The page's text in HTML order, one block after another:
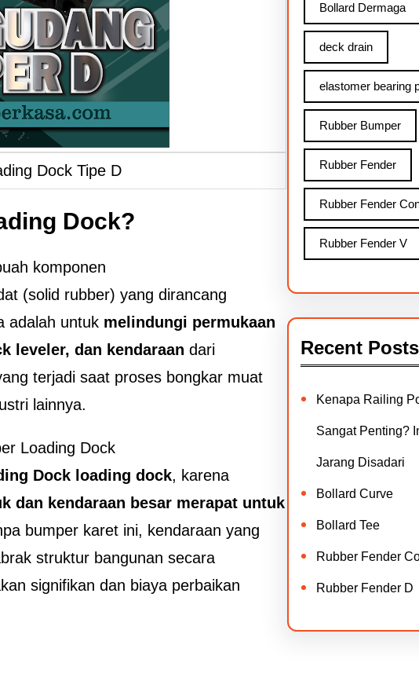
Dock Tipe D
Dock?
komponen
(solid rubber) yang dirancang
adalah untuk melindungi permukaan
leveler, dan kendaraan dari
terjadi saat proses bongkar muat
lainnya.
Loading Dock
Dock loading dock, karena
dan kendaraan besar merapat untuk
bumper karet ini, kendaraan yang
struktur bangunan secara
signifikan dan biaya perbaikan
Bollard Dermaga
deck drain
elastomer bearing
Rubber Bumper
Rubber Fender
Rubber Fender
Rubber Fender V
Recent Posts
Kenapa Railing
Sangat Penting?
Jarang Disadari
Bollard Curve
Bollard Tee
Rubber Fender
Rubber Fender D